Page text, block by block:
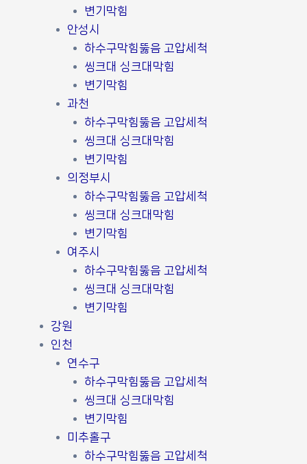
변기막힘
안성시
하수구막힘뚫음 고압세척
씽크대 싱크대막힘
변기막힘
과천
하수구막힘뚫음 고압세척
씽크대 싱크대막힘
변기막힘
의정부시
하수구막힘뚫음 고압세척
씽크대 싱크대막힘
변기막힘
여주시
하수구막힘뚫음 고압세척
씽크대 싱크대막힘
변기막힘
강원
인천
연수구
하수구막힘뚫음 고압세척
씽크대 싱크대막힘
변기막힘
미추홀구
하수구막힘뚫음 고압세척